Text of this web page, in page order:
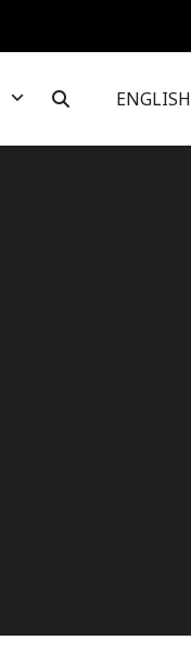
ENGLISH